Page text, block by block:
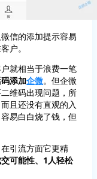
信的添加提示容易
户。
就相当于浪费一笔
添加企微。但企微
维码出现问题，所
且还没有直观的入
易白白烧了钱，但
在引流方面它更精
可能性、1人轻松